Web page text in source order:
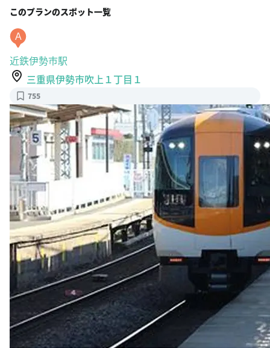
このプランのスポット一覧
A
近鉄伊勢市駅
三重県伊勢市吹上１丁目１
755